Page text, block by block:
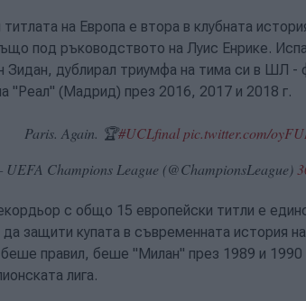
на Европа е втора в клубната
под ръководството на Луис Енрике.
Зидан, дублирал триумфа на тима си в ШЛ -
"Реал" (Мадрид) през 2016, 2017 и 2018 г.
Paris. Again. 🏆#UCLfinal pic.twitter.com/
Champions League (@ChampionsLeague)
с общо 15 европейски титли е
защити купата в съвременната история
правил, беше "Милан" през 1989 и 1990
лига.